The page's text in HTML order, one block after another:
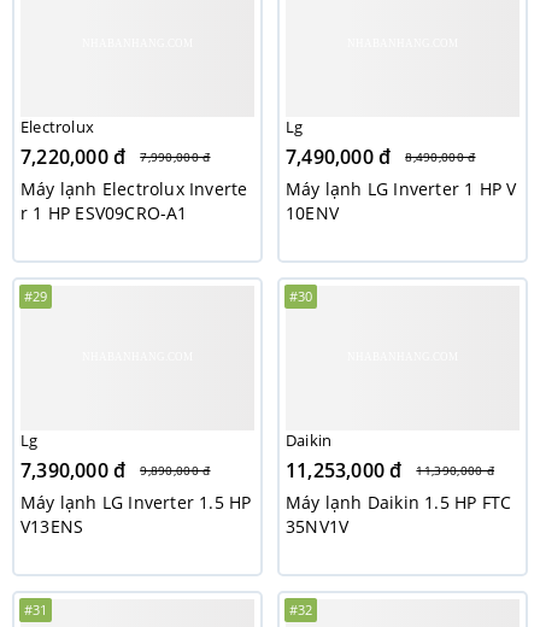
Electrolux
7,220,000 đ 7,990,000 đ
Máy lạnh Electrolux Inverte
r 1 HP ESV09CRO-A1
Lg
7,490,000 đ 8,490,000 đ
Máy lạnh LG Inverter 1 HP V
10ENV
#29
Lg
7,390,000 đ 9,890,000 đ
Máy lạnh LG Inverter 1.5 HP
V13ENS
#30
Daikin
11,253,000 đ 11,390,000 đ
Máy lạnh Daikin 1.5 HP FTC
35NV1V
#31 #32